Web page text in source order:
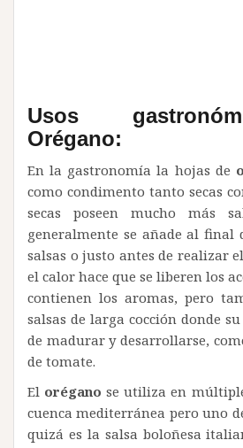
Usos
Orégano:
En la gastronomía la hojas de
como condimento tanto secas
secas poseen mucho más
generalmente se añade al final
salsas o justo antes de realizar
el calor hace que se liberen los
contienen los aromas, pero
salsas de larga cocción donde
de madurar y desarrollarse,
de tomate.
El orégano se utiliza en
cuenca mediterránea pero uno
quizá es la salsa boloñesa